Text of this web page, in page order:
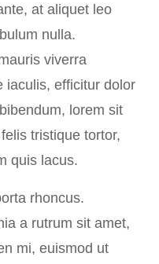
at aliquet leo
nulla.
viverra
iaculis, efficitur dolor
lorem sit
tristique tortor,
quis lacus.
rhoncus.
a rutrum sit amet,
mi, euismod ut